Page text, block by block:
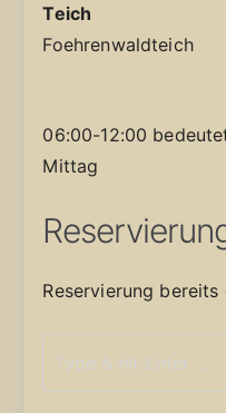
Teich
Foehrenwaldteich
06:00-12:00
Mittag
Reservierung bereits